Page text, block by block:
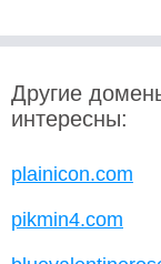
Другие
интересны:
plainicon.com
pikmin4.com